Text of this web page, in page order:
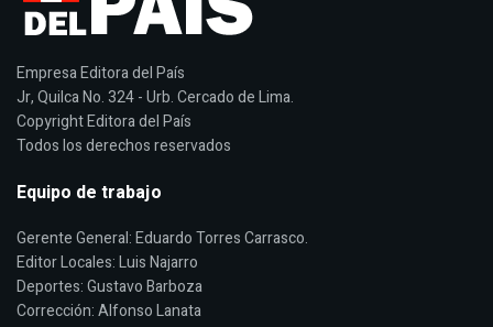
Empresa Editora del País
Jr, Quilca No. 324 - Urb. Cercado de Lima.
Copyright Editora del País
Todos los derechos reservados
Equipo de trabajo
Gerente General: Eduardo Torres Carrasco.
Editor Locales: Luis Najarro
Deportes: Gustavo Barboza
Corrección: Alfonso Lanata